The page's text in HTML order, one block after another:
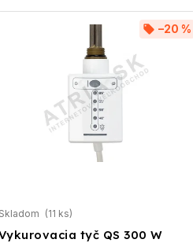
tyč QS 300 W
–20 %
Skladom (11 ks)